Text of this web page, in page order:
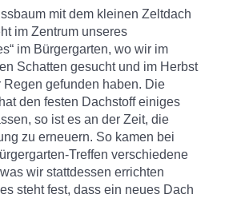
mit dem kleinen Zeltdach
im Zentrum unseres
im Bürgergarten, wo wir im
Schatten gesucht und im Herbst
Regen gefunden haben. Die
den festen Dachstoff einiges
so ist es an der Zeit, die
zu erneuern. So kamen bei
Treffen verschiedene
wir stattdessen errichten
steht fest, dass ein neues Dach